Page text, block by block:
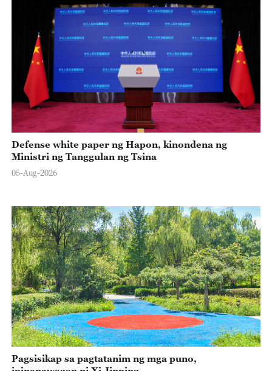
Defense white paper ng Hapon, kinondena ng
Ministri ng Tanggulan ng Tsina
05-Aug-2026
Pagsisikap sa pagtatanim ng mga puno,